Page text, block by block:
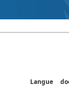
Langue